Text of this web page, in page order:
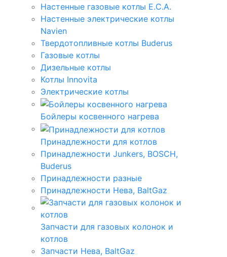
Настенные газовые котлы E.C.A.
Настенные электрические котлы
Navien
Твердотопливные котлы Buderus
Газовые котлы
Дизельные котлы
Котлы Innovita
Электрические котлы
Бойлеры косвенного нагрева
Принадлежности для котлов
Принадлежности Junkers, BOSCH,
Buderus
Принадлежности разные
Принадлежности Нева, BaltGaz
Запчасти для газовых колонок и
котлов
Запчасти Нева, BaltGaz